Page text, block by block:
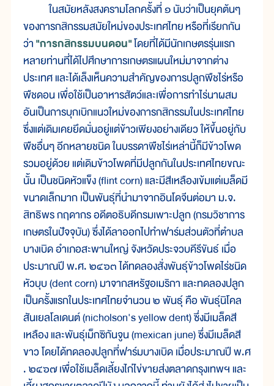
ในสมัยหลังสงครามโลกครั้งที่ ๑ นับว่าเป็นยุคต้นๆ
ของการกสิกรรมสมัยใหม่ของประเทศไทยหรือที่เรียกกัน
ว่า"การกสิกรรมบนดอน"โดยที่ได้มีนักเกษตรรุ่นแรก
หลายท่านที่ได้ไปศึกษาการเกษตรแผนใหม่มาจากต่าง
ประเทศ และได้เล็งเห็นความสำคัญของการปลูกพืชไร่หรือ
พืชดอน เพื่อใช้เป็นอาหารสัตว์และเพื่อการทำไร่นาผสม
อันเป็นการบุกเบิกแนวใหม่ของการกสิกรรมในประเทศไทย
ซึ่งแต่เดิมเคยยึดมั่นอยู่แต่ข้าวเพียงอย่างเดียว ให้ขึ้นอยู่กับ
พืชอื่นๆ อีกหลายชนิด ในบรรดาพืชไร่เหล่านี้ก็มีข้าวโพด
รวมอยู่ด้วย แต่เดิมข้าวโพดที่มีปลูกกันในประเทศไทยขณะ
นั้น เป็นชนิดหัวแข็ง (flint corn) และมีสีเหลืองเข้มแต่เมล็ดมี
ขนาดเล็กมาก เป็นพันธุ์ที่นำมาจากอินโดจีนต่อมา ม.จ.
สิทธิพร กฤดากร อดีตอธิบดีกรมเพาะปลูก (กรมวิชาการ
เกษตรในปัจจุบัน) ซึ่งได้ลาออกไปทำฟาร์มส่วนตัวที่ตำบล
บางเบิด อำเภอสะพานใหญ่ จังหวัดประจวบคีรีขันธ์ เมื่อ
ประมาณปี พ.ศ. ๒๔๖๓ ได้ทดลองสั่งพันธุ์ข้าวโพดไร่ชนิด
หัวบุบ (dent corn) มาจากสหรัฐอเมริกา และทดลองปลูก
เป็นครั้งแรกในประเทศไทยจำนวน ๒ พันธุ์ คือ พันธุ์นิโคล
สันเยลโลเดนต์ (nicholson's yellow dent) ซึ่งมีเมล็ดสี
เหลือง และพันธุ์เม็กซิกันจูน (mexican june) ซึ่งมีเมล็ดสี
ขาว โดยได้ทดลองปลูกที่ฟาร์มบางเบิด เมื่อประมาณปี พ.ศ
. ๒๔๖๗ เพื่อใช้เมล็ดเลี้ยงไก่ไข่ขายส่งตลาดกรุงเทพฯ และ